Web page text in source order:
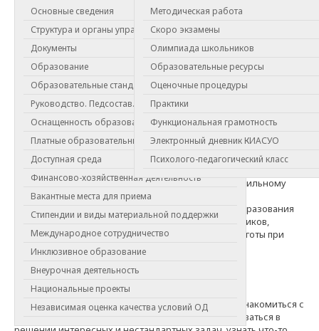
Основные сведения
Структура и органы управления
Документы
Образование
Образовательные стандарты
Руководство. Педсостав.
Оснащенность образовательного процесса
Платные образовательные услуги
Доступная среда
Финансово-хозяйственная деятельность
Вакантные места для приема
Стипендии и виды материальной поддержки
Международное сотрудничество
Инклюзивное образование
Внеурочная деятельность
Национальные проекты
Независимая оценка качества условий ОД
Методическая работа
Скоро экзамены
Олимпиада школьников
Образовательные ресурсы
Оценочные процедуры
Практики
Функциональная грамотность
Электронный дневник КИАСУО
Психолого-педагогический класс
Всероссийская олимпиада
школьников
Всероссийская олимпиада школьников (ВсОШ) является
состязанием для школьников России.
Олимпиада проводится ежегодно по 24 предметам.
Федеральным законодательством предусмотрена
льгота для призёров и победителей олимпиады –
специальности, которая соответствует профильному
направлению олимпиады.
Ежегодно Министерство науки и высшего образования
РФ утверждаетПеречень олимпиадшкольников,
победители и призеры которых получают льготы при
поступлении в вузы.
Презентация ВсОШ
Зачем участвовать в олимпиадах?
Участие в олимпиадах позволяет школьникам познакомиться с
новыми гранями школьных предметов, потренироваться в